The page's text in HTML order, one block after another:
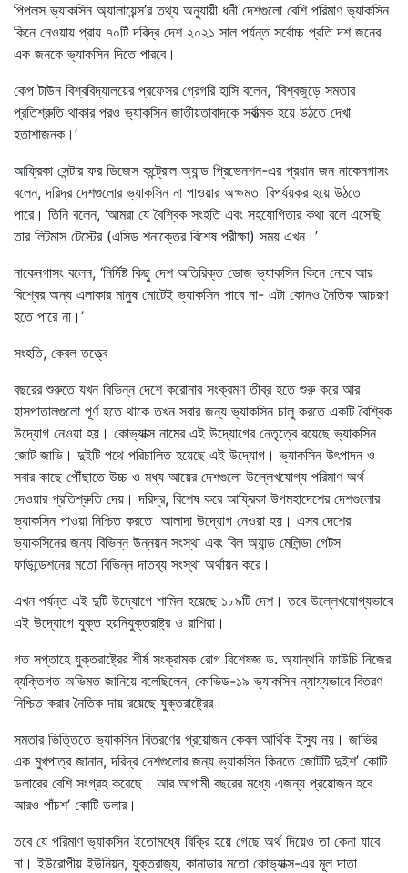
পিপলস ভ্যাকসিন অ্যালায়েন্স’র তথ্য অনুযায়ী ধনী দেশগুলো বেশি পরিমাণ ভ্যাকসিন
কিনে নেওয়ায় প্রায় ৭০টি দরিদ্র দেশ ২০২১ সাল পর্যন্ত সর্বোচ্চ প্রতি দশ জনের
এক জনকে ভ্যাকসিন দিতে পারবে।
কেপ টাউন বিশ্ববিদ্যালয়ের প্রফেসর গ্রেগরি হাসি বলেন, ‘বিশ্বজুড়ে সমতার
প্রতিশ্রুতি থাকার পরও ভ্যাকসিন জাতীয়তাবাদকে সর্বাত্মক হয়ে উঠতে দেখা
হতাশাজনক।’
আফ্রিকা সেন্টার ফর ডিজেস কন্ট্রোল অ্যান্ড প্রিভেনশন-এর প্রধান জন নাকেনগাসং
বলেন, দরিদ্র দেশগুলোর ভ্যাকসিন না পাওয়ার অক্ষমতা বিপর্যয়কর হয়ে উঠতে
পারে। তিনি বলেন, ‘আমরা যে বৈশ্বিক সংহতি এবং সহযোগিতার কথা বলে এসেছি
তার লিটমাস টেস্টের (এসিড শনাক্তের বিশেষ পরীক্ষা) সময় এখন।’
নাকেনগাসং বলেন, ‘নির্দিষ্ট কিছু দেশ অতিরিক্ত ডোজ ভ্যাকসিন কিনে নেবে আর
বিশ্বের অন্য এলাকার মানুষ মোটেই ভ্যাকসিন পাবে না- এটা কোনও নৈতিক আচরণ
হতে পারে না।’
সংহতি, কেবল তত্ত্বে
বছরের শুরুতে যখন বিভিন্ন দেশে করোনার সংক্রমণ তীব্র হতে শুরু করে আর
হাসপাতালগুলো পূর্ণ হতে থাকে তখন সবার জন্য ভ্যাকসিন চালু করতে একটি বৈশ্বিক
উদ্যোগ নেওয়া হয়। কোভ্যাক্স নামের এই উদ্যোগের নেতৃত্বে রয়েছে ভ্যাকসিন
জোট জাভি। দুইটি পথে পরিচালিত হয়েছে এই উদ্যোগ। ভ্যাকসিন উৎপাদন ও
সবার কাছে পৌঁছাতে উচ্চ ও মধ্য আয়ের দেশগুলো উল্লেখযোগ্য পরিমাণ অর্থ
দেওয়ার প্রতিশ্রুতি দেয়। দরিদ্র, বিশেষ করে আফ্রিকা ‍উপমহাদেশের দেশগুলোর
ভ্যাকসিন পাওয়া নিশ্চিত করতে আলাদা উদ্যোগ নেওয়া হয়। এসব দেশের
ভ্যাকসিনের জন্য বিভিন্ন উন্নয়ন সংস্থা এবং বিল অ্যান্ড মেলিন্ডা গেটস
ফাউন্ডেশনের মতো বিভিন্ন দাতব্য সংস্থা অর্থায়ন করে।
এখন পর্যন্ত এই দুটি উদ্যোগে শামিল হয়েছে ১৮৯টি দেশ। তবে উল্লেখযোগ্যভাবে
এই উদ্যোগে যুক্ত হয়নিযুক্তরাষ্ট্র ও রাশিয়া।
গত সপ্তাহে যুক্তরাষ্ট্রের শীর্ষ সংক্রামক রোগ বিশেষজ্ঞ ড. অ্যান্থনি ফাউচি নিজের
ব্যক্তিগত অভিমত জানিয়ে বলেছিলেন, কোভিড-১৯ ভ্যাকসিন ন্যায্যভাবে বিতরণ
নিশ্চিত করার নৈতিক দায় রয়েছে যুক্তরাষ্ট্রের।
সমতার ভিত্তিতে ভ্যাকসিন বিতরণের প্রয়োজন কেবল আর্থিক ইস্যু নয়। জাভির
এক মুখপাত্র জানান, দরিদ্র দেশগুলোর জন্য ভ্যাকসিন কিনতে জোটটি দুইশ’ কোটি
ডলারের বেশি সংগ্রহ করেছে। আর আগামী বছরের মধ্যে এজন্য প্রয়োজন হবে
আরও পাঁচশ’ কোটি ডলার।
তবে যে পরিমাণ ভ্যাকসিন ইতোমধ্যে বিক্রি হয়ে গেছে অর্থ দিয়েও তা কেনা যাবে
না। ইউরোপীয় ইউনিয়ন, যুক্তরাজ্য, কানাডার মতো কোভ্যাক্স-এর মূল দাতা